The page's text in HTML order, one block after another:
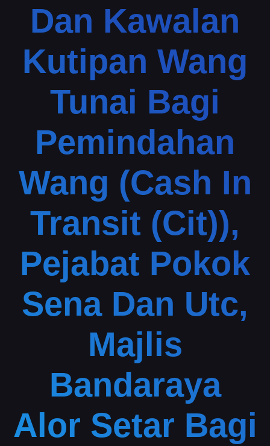
Dan Kawalan
Kutipan Wang
Tunai Bagi
Pemindahan
Wang (Cash In
Transit (Cit)),
Pejabat Pokok
Sena Dan Utc,
Majlis
Bandaraya
Alor Setar Bagi